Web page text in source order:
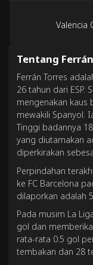
Valencia
Tentang
Ferrán Torres
26 tahun dari ESP.
mengenakan kaus
mewakili Spanyol.
Tinggi badannya
yang diutamakan
diperkirakan
Perpindahan
ke FC Barcelona
dilaporkan adalah
Pada musim La
gol dan
rata-rata 0.5 gol
tembakan dan 28